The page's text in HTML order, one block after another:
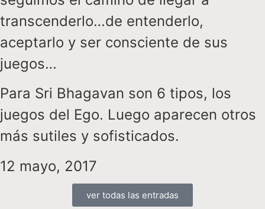
transcenderlo…de entenderlo,
aceptarlo y ser consciente de sus
juegos…
Para Sri Bhagavan son 6 tipos, los
juegos del Ego. Luego aparecen otros
más sutiles y sofisticados.
12 mayo, 2017
ver todas las entradas